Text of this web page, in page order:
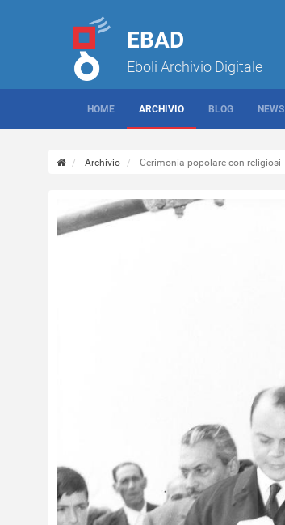
EBAD
Eboli Archivio Digitale
HOME ARCHIVIO BLOG NEWS
Archivio Cerimonia popolare con religiosi